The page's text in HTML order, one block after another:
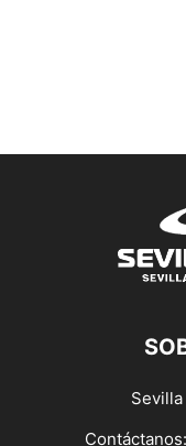
Contáctanos: